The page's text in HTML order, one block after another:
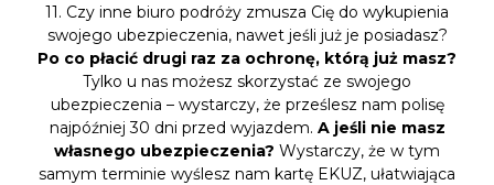
11. Czy inne biuro podróży zmusza Cię do wykupienia
swojego ubezpieczenia, nawet jeśli już je posiadasz?
Po co płacić drugi raz za ochronę, którą już masz?
Tylko u nas możesz skorzystać ze swojego
ubezpieczenia – wystarczy, że prześlesz nam polisę
najpóźniej 30 dni przed wyjazdem. A jeśli nie masz
własnego ubezpieczenia? Wystarczy, że w tym
samym terminie wyślesz nam kartę EKUZ, ułatwiająca